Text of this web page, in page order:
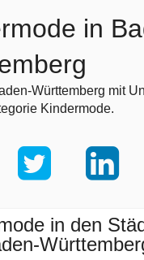
in
Württemberg mit
Kindermode.
in den